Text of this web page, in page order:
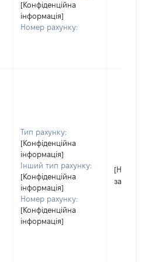
[Конфіденційна
інформація]
Номер рахунку:
Тип рахунку:
[Конфіденційна
інформація]
Інший тип рахунку:
[Конфіденційна
інформація]
Номер рахунку:
[Конфіденційна
інформація]
[Не